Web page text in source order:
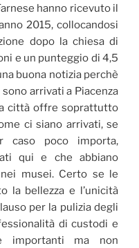
hanno ricevuto il
2015, collocandosi
dopo la chiesa di
e un punteggio di 4,5
buona notizia perchè
arrivati a Piacenza
città offre soprattutto
ci siano arrivati, se
poco importa,
qui e che abbiano
musei. Certo se le
la bellezza e l’unicità
per la pulizia degli
di custodi e
importanti ma non